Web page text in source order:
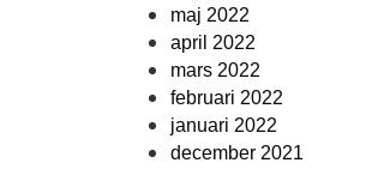
maj 2022
april 2022
mars 2022
februari 2022
januari 2022
december 2021